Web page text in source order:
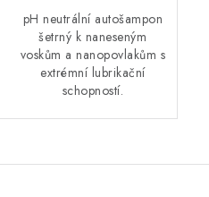
pH neutrální autošampon
šetrný k naneseným
voskům a nanopovlakům s
extrémní lubrikační
schopností.